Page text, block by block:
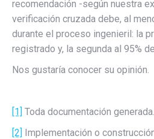
recomendación -según nuestra
verificación cruzada debe, al
durante el proceso ingenieril: la
registrado y, la segunda al 95%
Nos gustaría conocer su opinión.
[1] Toda documentación generada.
[2] Implementación o